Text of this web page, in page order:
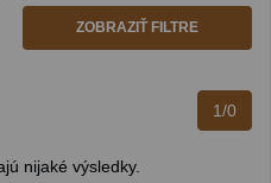
ZOBRAZIŤ FILTRE
1/0
nijaké výsledky.